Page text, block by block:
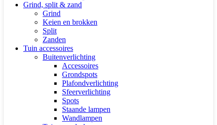
Grind, split & zand
Grind
Keien en brokken
Split
Zanden
Tuin accessoires
Buitenverlichting
Accessoires
Grondspots
Plafondverlichting
Sfeerverlichting
Spots
Staande lampen
Wandlampen